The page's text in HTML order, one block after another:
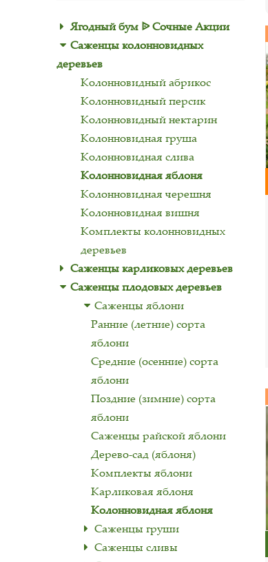
Ягодный бум ᐉ Сочные Акции
Саженцы колонновидных
деревьев
Колонновидный абрикос
Колонновидный персик
Колонновидный нектарин
Колонновидная груша
Колонновидная слива
Колонновидная яблоня
Колонновидная черешня
Колонновидная вишня
Комплекты колонновидных
деревьев
Саженцы карликовых деревьев
Саженцы плодовых деревьев
Саженцы яблони
Ранние (летние) сорта
яблони
Средние (осенние) сорта
яблони
Поздние (зимние) сорта
яблони
Саженцы райской яблони
Дерево-сад (яблоня)
Комплекты яблони
Карликовая яблоня
Колонновидная яблоня
Саженцы груши
Саженцы сливы